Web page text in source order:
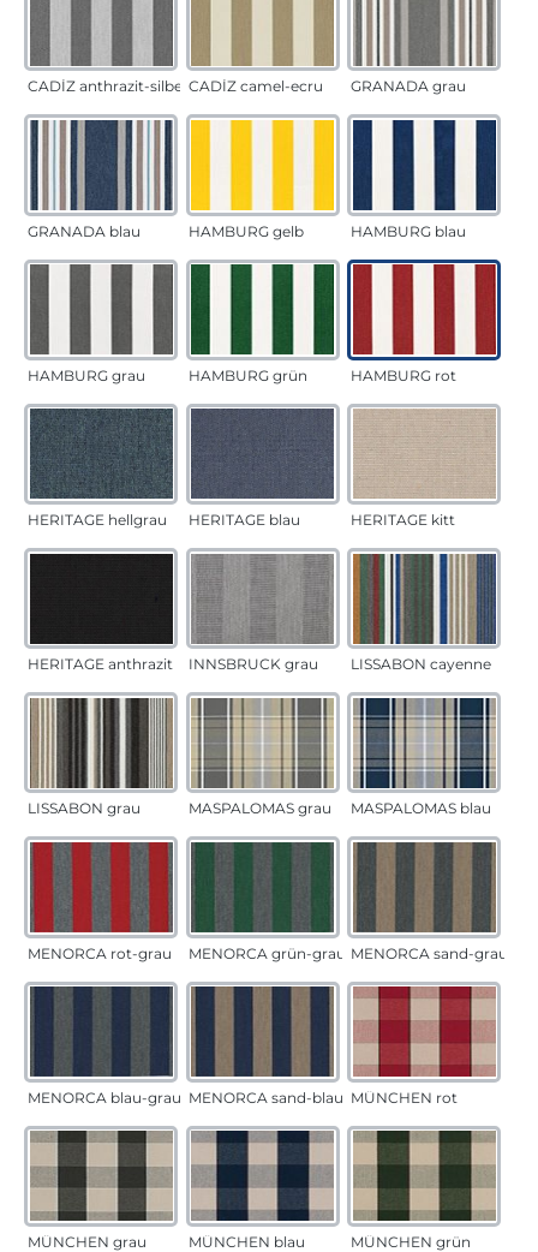
CADÍZ anthrazit-silber CADÍZ camel-ecru GRANADA grau
GRANADA blau HAMBURG gelb HAMBURG blau
HAMBURG grau HAMBURG grün HAMBURG rot
HERITAGE hellgrau HERITAGE blau HERITAGE kitt
HERITAGE anthrazit INNSBRUCK grau LISSABON cayenne
LISSABON grau MASPALOMAS grau MASPALOMAS blau
MENORCA rot-grau MENORCA grün-grau MENORCA sand-grau
MENORCA blau-grau MENORCA sand-blau MÜNCHEN rot
MÜNCHEN grau MÜNCHEN blau MÜNCHEN grün